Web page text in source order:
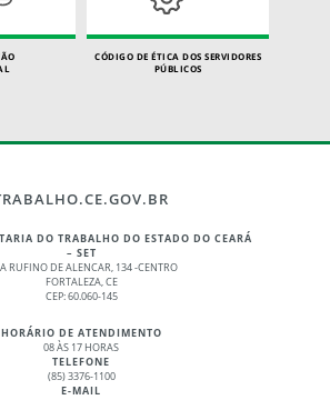
CÓDIGO DE ÉTICA DOS SERVIDORES
PÚBLICOS
DO TRABALHO DO ESTADO DO CEARÁ
– SET
RUFINO DE ALENCAR, 134 -CENTRO
FORTALEZA, CE
CEP: 60.060-145
HORÁRIO DE ATENDIMENTO
08 ÀS 17 HORAS
TELEFONE
(85) 3376-1100
E-MAIL